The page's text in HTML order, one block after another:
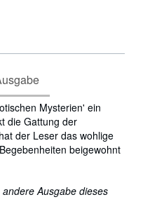
Mysterien' ein
die Gattung der
der Leser das wohlige
beigewohnt
Ausgabe dieses